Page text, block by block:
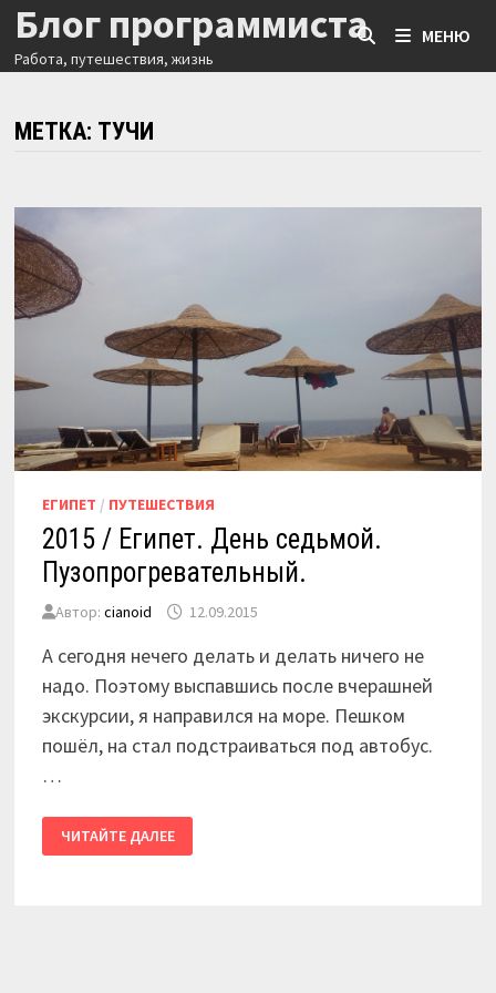
Перейти
содержимому
Блог программиста
Работа, путешествия, жизнь
МЕНЮ
МЕТКА: ТУЧИ
ЕГИПЕТ / ПУТЕШЕСТВИЯ
2015 / Египет. День седьмой.
Пузопрогревательный.
Автор: cianoid 12.09.2015
А сегодня нечего делать и делать ничего не
надо. Поэтому выспавшись после вчерашней
экскурсии, я направился на море. Пешком
пошёл, на стал подстраиваться под автобус.
…
/
ЕГИПЕТ.
ЧИТАЙТЕ ДАЛЕЕ